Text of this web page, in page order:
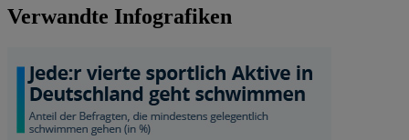
Verwandte Infografiken